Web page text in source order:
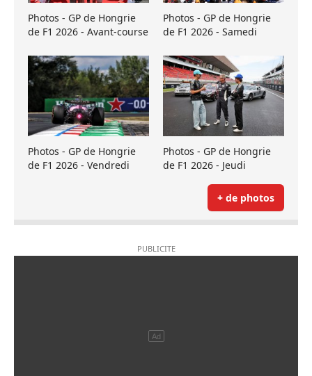
Photos - GP de Hongrie
de F1 2026 - Avant-course
Photos - GP de Hongrie
de F1 2026 - Samedi
Photos - GP de Hongrie
de F1 2026 - Vendredi
Photos - GP de Hongrie
de F1 2026 - Jeudi
+ de photos